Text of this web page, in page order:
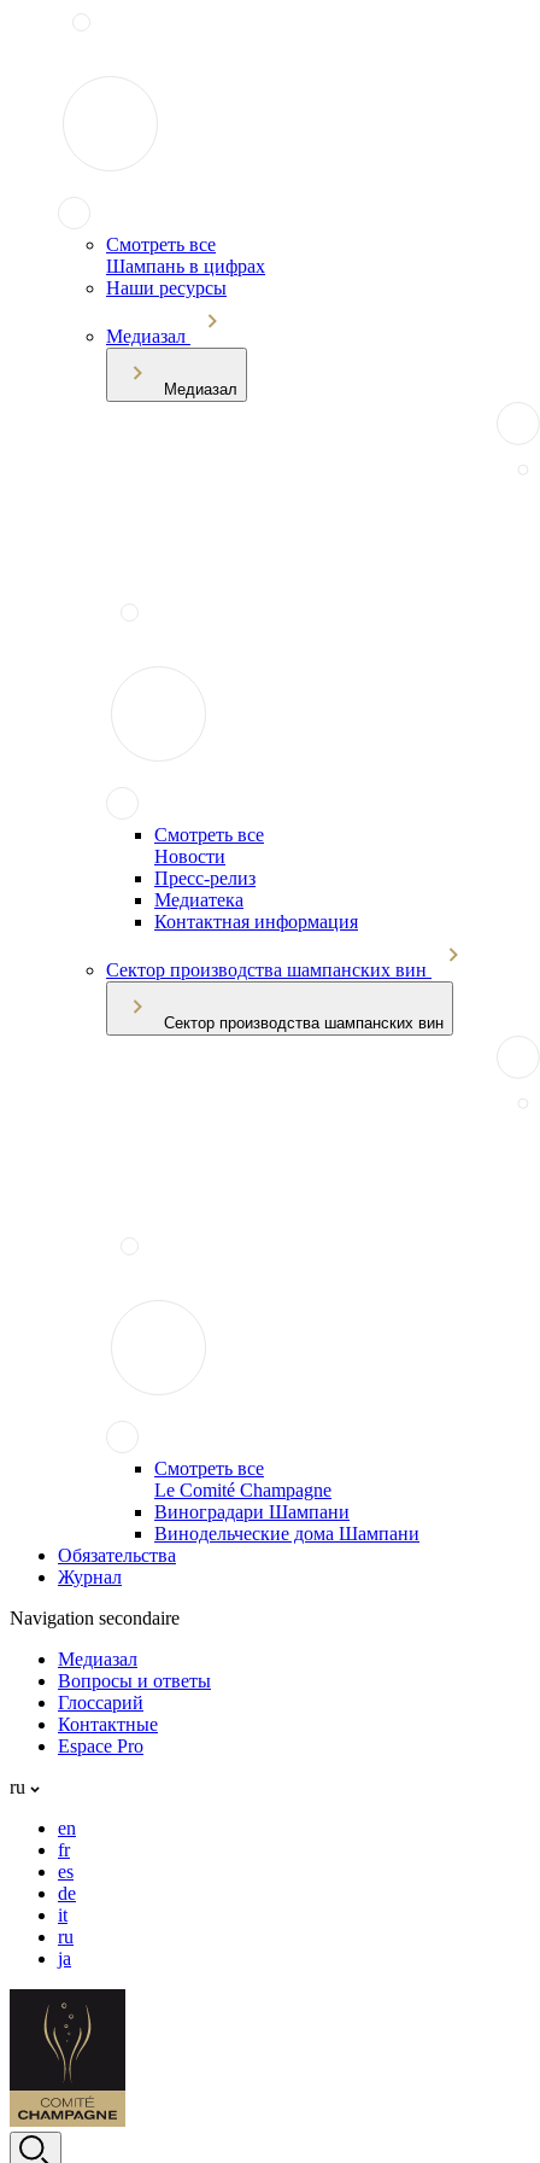
Смотреть все
Шампань в цифрах
Наши ресурсы
Медиазал
Медиазал
Смотреть все
Новости
Пресс-релиз
Медиатека
Контактная информация
Сектор производства шампанских вин
Сектор производства шампанских вин
Смотреть все
Le Comité Champagne
Виноградари Шампани
Винодельческие дома Шампани
Обязательства
Журнал
Navigation secondaire
Медиазал
Вопросы и ответы
Глоссарий
Контактные
Espace Pro
ru
en
fr
es
de
it
ru
ja